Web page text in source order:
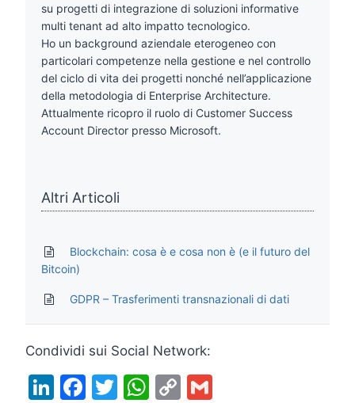
su progetti di integrazione di soluzioni informative
multi tenant ad alto impatto tecnologico.
Ho un background aziendale eterogeneo con
particolari competenze nella gestione e nel controllo
del ciclo di vita dei progetti nonché nell’applicazione
della metodologia di Enterprise Architecture.
Attualmente ricopro il ruolo di Customer Success
Account Director presso Microsoft.
Altri Articoli
Blockchain: cosa è e cosa non è (e il futuro del
Bitcoin)
GDPR – Trasferimenti transnazionali di dati
Condividi sui Social Network:
Li F
T
W C